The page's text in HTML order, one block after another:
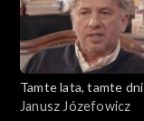
Tamte lata, tamte dni
Janusz Józefowicz